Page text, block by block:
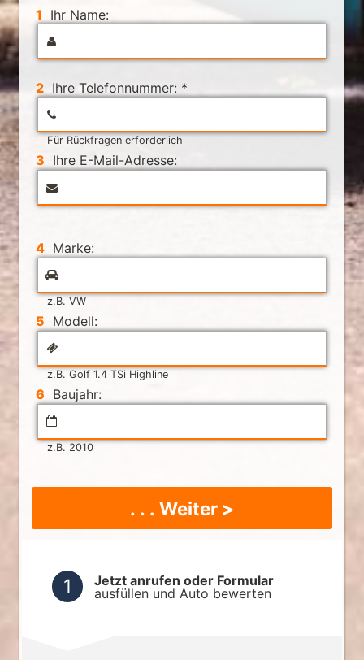
1 Ihr Name:
2 Ihre Telefonnummer: *
Für Rückfragen erforderlich
3 Ihre E-Mail-Adresse:
4 Marke:
z.B. VW
5 Modell:
z.B. Golf 1.4 TSi Highline
6 Baujahr:
z.B. 2010
. . . Weiter >
Jetzt anrufen oder Formular
ausfüllen und Auto bewerten